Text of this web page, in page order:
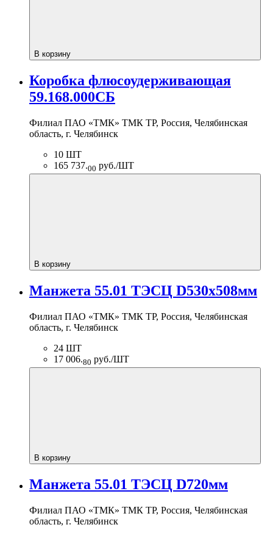
В корзину
Коробка флюсоудерживающая
59.168.000СБ
Филиал ПАО «ТМК» ТМК ТР, Россия, Челябинская
область, г. Челябинск
10 ШТ
165 737.00 руб./ШТ
В корзину
Манжета 55.01 ТЭСЦ D530х508мм
Филиал ПАО «ТМК» ТМК ТР, Россия, Челябинская
область, г. Челябинск
24 ШТ
17 006.80 руб./ШТ
В корзину
Манжета 55.01 ТЭСЦ D720мм
Филиал ПАО «ТМК» ТМК ТР, Россия, Челябинская
область, г. Челябинск